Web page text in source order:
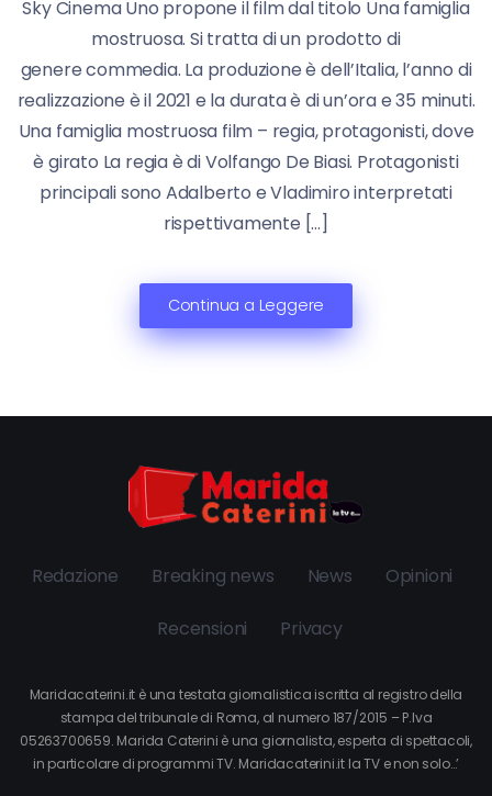
Sky Cinema Uno propone il film dal titolo Una famiglia
mostruosa. Si tratta di un prodotto di
genere commedia. La produzione è dell’Italia, l’anno di
realizzazione è il 2021 e la durata è di un’ora e 35 minuti.
Una famiglia mostruosa film – regia, protagonisti, dove
è girato La regia è di Volfango De Biasi. Protagonisti
principali sono Adalberto e Vladimiro interpretati
rispettivamente […]
Continua a Leggere
Redazione Breaking news News Opinioni
Recensioni Privacy
Maridacaterini.it è una testata giornalistica iscritta al registro della
stampa del tribunale di Roma, al numero 187/2015 – P.Iva
05263700659. Marida Caterini è una giornalista, esperta di spettacoli,
in particolare di programmi TV. Maridacaterini.it la TV e non solo…’